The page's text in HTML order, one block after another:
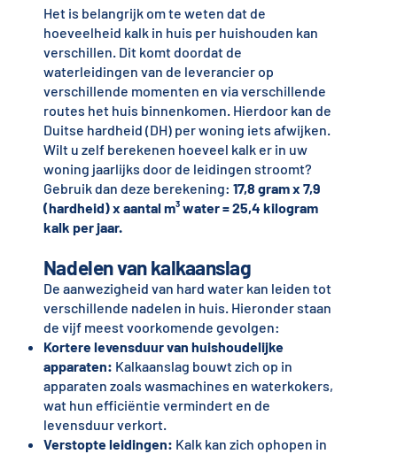
Het is belangrijk om te weten dat de
hoeveelheid kalk in huis per huishouden kan
verschillen. Dit komt doordat de
waterleidingen van de leverancier op
verschillende momenten en via verschillende
routes het huis binnenkomen. Hierdoor kan de
Duitse hardheid (DH) per woning iets afwijken.
Wilt u zelf berekenen hoeveel kalk er in uw
woning jaarlijks door de leidingen stroomt?
Gebruik dan deze berekening: 17,8 gram x 7,9
(hardheid) x aantal m³ water = 25,4 kilogram
kalk per jaar.
Nadelen van kalkaanslag
De aanwezigheid van hard water kan leiden tot
verschillende nadelen in huis. Hieronder staan
de vijf meest voorkomende gevolgen:
Kortere levensduur van huishoudelijke
apparaten: Kalkaanslag bouwt zich op in
apparaten zoals wasmachines en waterkokers,
wat hun efficiëntie vermindert en de
levensduur verkort.
Verstopte leidingen: Kalk kan zich ophopen in